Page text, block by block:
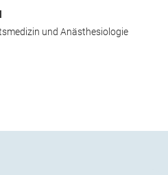
und Anästhesiologie